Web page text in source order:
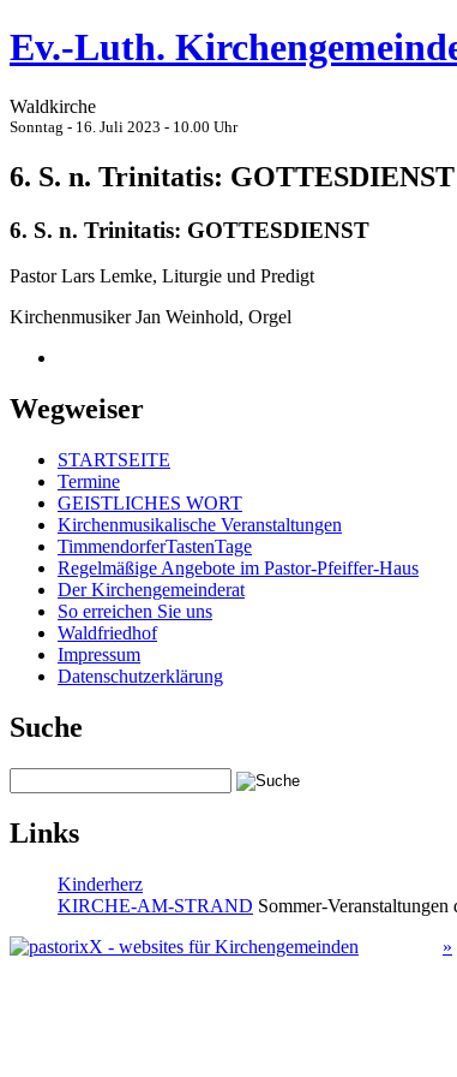
Ev.-Luth.
Waldkirche
Sonntag - 16. Juli 2023 - 10.00 Uhr
6. S. n. Trinitatis: GOTTESDIENST
6. S. n. Trinitatis: GOTTESDIENST
Pastor Lars Lemke, Liturgie und Predigt
Kirchenmusiker Jan Weinhold, Orgel
Wegweiser
STARTSEITE
Termine
GEISTLICHES WORT
Kirchenmusikalische Veranstaltungen
TimmendorferTastenTage
Regelmäßige Angebote im Pastor-Pfeiffer-Haus
Der Kirchengemeinderat
So erreichen Sie uns
Waldfriedhof
Impressum
Datenschutzerklärung
Suche
Links
Kinderherz
KIRCHE-AM-STRAND Sommer-
»